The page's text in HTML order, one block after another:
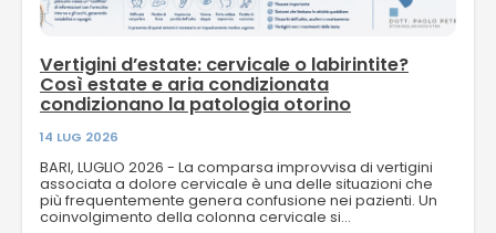
Vertigini d’estate: cervicale o labirintite?
Così estate e aria condizionata
condizionano la patologia otorino
14 LUG 2026
BARI, LUGLIO 2026 - La comparsa improvvisa di vertigini
associata a dolore cervicale è una delle situazioni che
più frequentemente genera confusione nei pazienti. Un
coinvolgimento della colonna cervicale si...